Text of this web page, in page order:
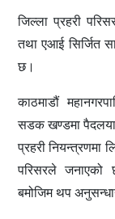
जिल्ला प्रहरी
तथा एआई सिर्जित
छ।
काठमाडौं
सडक खण्डमा
प्रहरी
परिसरले
बमोजिम थप